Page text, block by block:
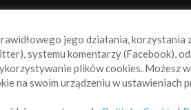
dla wszystkich, którzy szukają
żeglarstwa, świata
jego działania,
systemu komentarzy (Facebook),
plików cookies. Możesz
na swoim urządzeniu w ustawieniach